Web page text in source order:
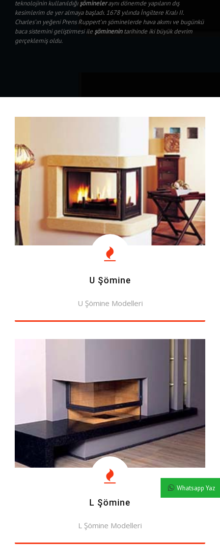
teknolojinin kullanıldığışömineleraynı dönemde yapıların dış
kesimlerim de yer almaya başladı. 1678 yılında İngiltere Kralı II.
Charles’ın yeğeni Prens Ruppert’ın şöminelerde hava akımı ve bugünkü
baca sistemini geliştirmesi ileşöminenintarihinde iki büyük devrim
gerçeklemiş oldu.
U Şömine
U Şömine Modelleri
L Şömine
L Şömine Modelleri
Whatsapp Yaz